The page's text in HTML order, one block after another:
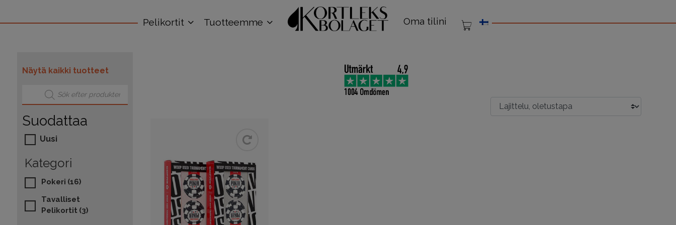
Pelikortit Tuotteemme Oma tilini
Näytä kaikki tuotteet
Products search
Suodattaa
Uusi
Kategori
Pokeri (16)
Tavalliset
Pelikortit (3)